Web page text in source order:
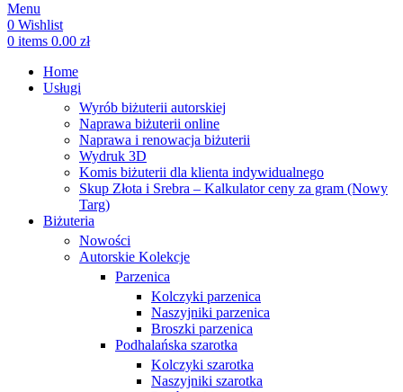
Menu
0 Wishlist
0 items 0.00 zł
Home
Usługi
Wyrób biżuterii autorskiej
Naprawa biżuterii online
Naprawa i renowacja biżuterii
Wydruk 3D
Komis biżuterii dla klienta indywidualnego
Skup Złota i Srebra – Kalkulator ceny za gram (Nowy
Targ)
Biżuteria
Nowości
Autorskie Kolekcje
Parzenica
Kolczyki parzenica
Naszyjniki parzenica
Broszki parzenica
Podhalańska szarotka
Kolczyki szarotka
Naszyjniki szarotka